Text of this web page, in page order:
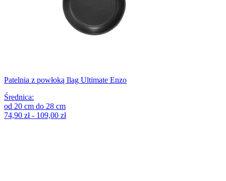
Patelnia z powłoką Ilag Ultimate Enzo
Średnica:
od 20 cm do 28 cm
74,90 zł - 109,00 zł